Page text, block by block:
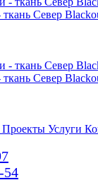
Север
Север
Проекты Услуги
54